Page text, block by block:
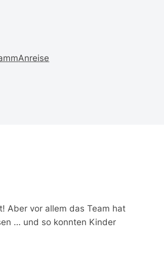
Anreise
Aber vor allem das Team hat
… und so konnten Kinder